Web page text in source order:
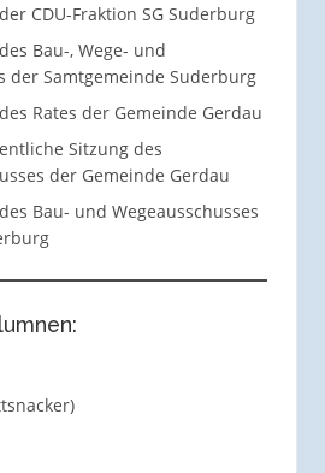
CDU-Fraktion SG Suderburg
Bau-, Wege- und
der Samtgemeinde Suderburg
Rates der Gemeinde Gerdau
Sitzung des
der Gemeinde Gerdau
Bau- und Wegeausschusses